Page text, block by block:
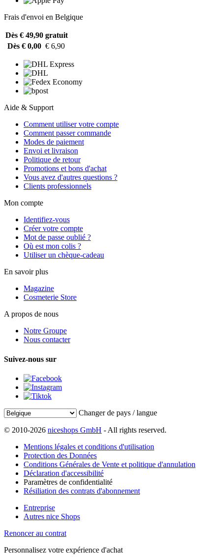
Frais d'envoi en Belgique
Dès € 49,90 gratuit
Dès € 0,00 € 6,90
Aide & Support
Comment utiliser votre compte
Comment passer commande
Modes de paiement
Envoi et livraison
Politique de retour
Promotions et bons d'achat
Vous avez d'autres questions ?
Clients professionnels
Mon compte
Identifiez-vous
Créer votre compte
Mot de passe oublié ?
Où est mon colis ?
Utiliser un chèque-cadeau
En savoir plus
Magazine
Cosmeterie Store
A propos de nous
Notre Groupe
Nous contacter
Suivez-nous sur
Changer de pays / langue
© 2010-2026 niceshops GmbH - All rights reserved.
Mentions légales et conditions d'utilisation
Protection des Données
Conditions Générales de Vente et politique d'annulation
Déclaration d'accessibilité
Paramètres de confidentialité
Résiliation des contrats d'abonnement
Entreprise
Autres nice Shops
Renoncer au contrat
Personnalisez votre expérience d'achat